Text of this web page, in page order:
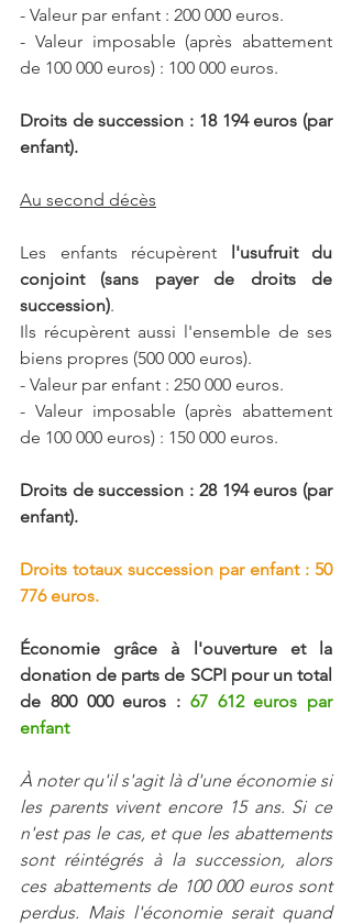
- Valeur par enfant : 200 000 euros.
- Valeur imposable (après abattement
de 100 000 euros) : 100 000 euros.
Droits de succession : 18 194 euros (par
enfant).
Au second décès
Les enfants récupèrent l'usufruit du
conjoint (sans payer de droits de
succession).
Ils récupèrent aussi l'ensemble de ses
biens propres (500 000 euros).
- Valeur par enfant : 250 000 euros.
- Valeur imposable (après abattement
de 100 000 euros) : 150 000 euros.
Droits de succession : 28 194 euros (par
enfant).
Droits totaux succession par enfant : 50
776 euros.
Économie grâce à l'ouverture et la
donation de parts de SCPI pour un total
de 800 000 euros : 67 612 euros par
enfant
À noter qu'il s'agit là d'une économie si
les parents vivent encore 15 ans. Si ce
n'est pas le cas, et que les abattements
sont réintégrés à la succession, alors
ces abattements de 100 000 euros sont
perdus. Mais l'économie serait quand